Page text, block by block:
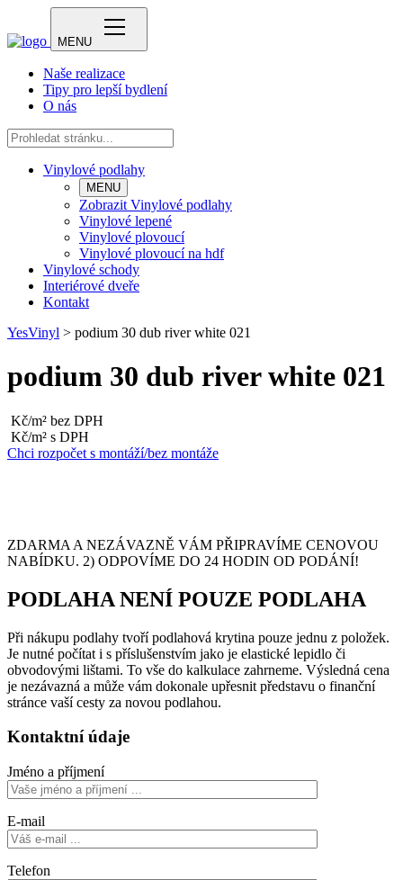
MENU
Naše realizace
Tipy pro lepší bydlení
O nás
Vinylové podlahy
MENU
Zobrazit Vinylové podlahy
Vinylové lepené
Vinylové plovoucí
Vinylové plovoucí na hdf
Vinylové schody
Interiérové dveře
Kontakt
YesVinyl > podium 30 dub river white 021
podium 30 dub river white 021
Kč/m² bez DPH
Kč/m² s DPH
Chci rozpočet s montáží/bez montáže
ZDARMA A NEZÁVAZNĚ VÁM PŘIPRAVÍME CENOVOU
NABÍDKU. 2) ODPOVÍME DO 24 HODIN OD PODÁNÍ!
PODLAHA NENÍ POUZE PODLAHA
Při nákupu podlahy tvoří podlahová krytina pouze jednu z položek.
Je nutné počítat i s příslušenstvím jako je elastické lepidlo či
obvodovými lištami. To vše do kalkulace zahrneme. Výsledná cena
je nezávazná a může vám dokonale upřesnit představu o finanční
stránce vaší cesty za novou podlahou.
Kontaktní údaje
Jméno a příjmení
E-mail
Telefon